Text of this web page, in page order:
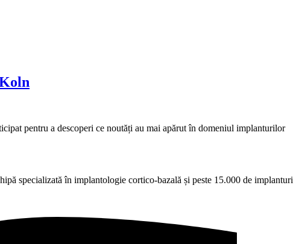
pentru a descoperi ce noutăți au mai apărut în domeniul implanturilor
specializată în implantologie cortico-bazală și peste 15.000 de implanturi